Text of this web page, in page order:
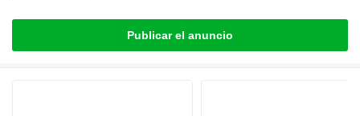
Publicar el anuncio